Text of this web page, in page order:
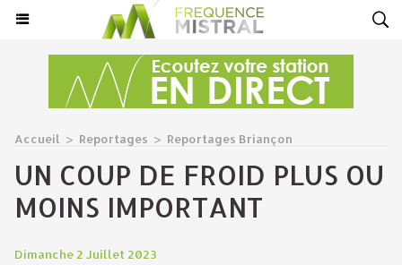
Accueil > Reportages > Reportages Briançon
UN COUP DE FROID PLUS OU
MOINS IMPORTANT
Dimanche 2 Juillet 2023